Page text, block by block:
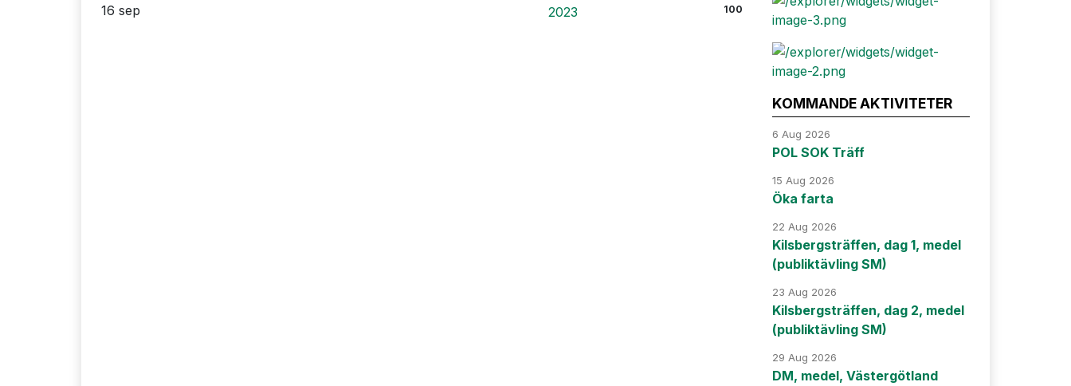
2023 100
16 sep
KOMMANDE AKTIVITETER
6 Aug 2026
POL SOK Träff
15 Aug 2026
Öka farta
22 Aug 2026
Kilsbergsträffen, dag 1, medel
(publiktävling SM)
23 Aug 2026
Kilsbergsträffen, dag 2, medel
(publiktävling SM)
29 Aug 2026
DM, medel, Västergötland